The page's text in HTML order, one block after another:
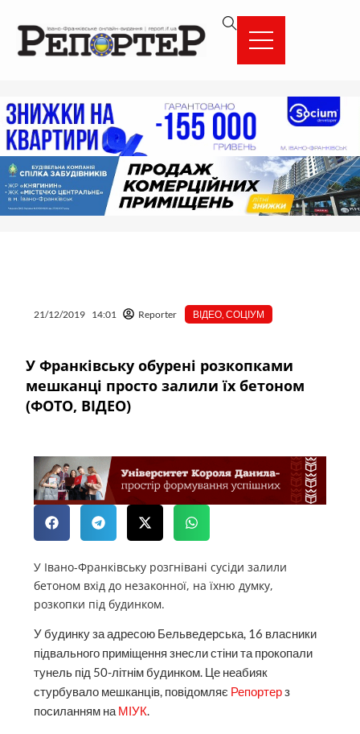
вмісту
21/12/2019 14:01 Reporter ВІДЕО ,СОЦІУМ
У Франківську обурені розкопками
мешканці просто залили їх бетоном
(ФОТО, ВІДЕО)
У Івано-Франківську розгнівані сусіди залили
бетоном вхід до незаконної, на їхню думку,
розкопки під будинком.
У будинку за адресою Бельведерська, 16 власники
підвального приміщення знесли стіни та прокопали
тунель під 50-літнім будинком. Це неабияк
стурбувало мешканців, повідомляє Репортерз
посиланням на МІУК.